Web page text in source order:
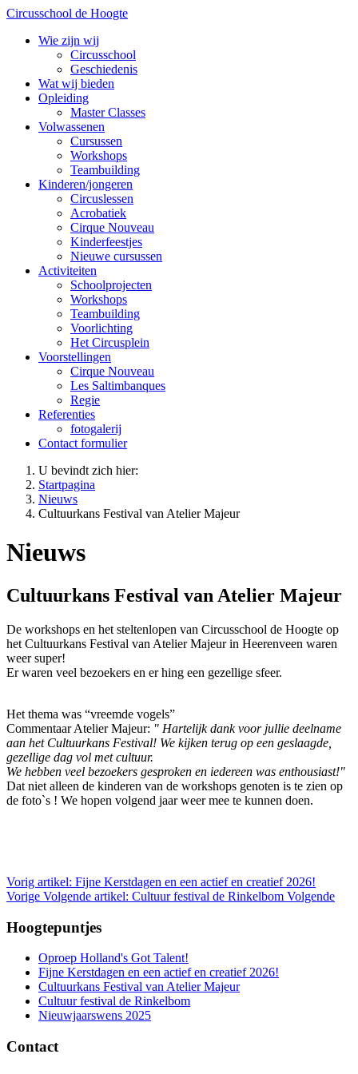
Circusschool de Hoogte
Wie zijn wij
Circusschool
Geschiedenis
Wat wij bieden
Opleiding
Master Classes
Volwassenen
Cursussen
Workshops
Teambuilding
Kinderen/jongeren
Circuslessen
Acrobatiek
Cirque Nouveau
Kinderfeestjes
Nieuwe cursussen
Activiteiten
Schoolprojecten
Workshops
Teambuilding
Voorlichting
Het Circusplein
Voorstellingen
Cirque Nouveau
Les Saltimbanques
Regie
Referenties
fotogalerij
Contact formulier
U bevindt zich hier:
Startpagina
Nieuws
Cultuurkans Festival van Atelier Majeur
Nieuws
Cultuurkans Festival van Atelier Majeur
De workshops en het steltenlopen van Circusschool de Hoogte op
het Cultuurkans Festival van Atelier Majeur in Heerenveen waren
weer super!
Er waren veel bezoekers en er hing een gezellige sfeer.
Het thema was “vreemde vogels”
Commentaar Atelier Majeur: " Hartelijk dank voor jullie deelname
aan het Cultuurkans Festival! We kijken terug op een geslaagde,
gezellige dag vol met cultuur.
We hebben veel bezoekers gesproken en iedereen was enthousiast!"
Dat niet alleen de kinderen van de workshops genoten is te zien op
de foto`s ! We hopen volgend jaar weer mee te kunnen doen.
Vorig artikel: Fijne Kerstdagen en een actief en creatief 2026!
Vorige Volgende artikel: Cultuur festival de Rinkelbom Volgende
Hoogtepuntjes
Oproep Holland's Got Talent!
Fijne Kerstdagen en een actief en creatief 2026!
Cultuurkans Festival van Atelier Majeur
Cultuur festival de Rinkelbom
Nieuwjaarswens 2025
Contact